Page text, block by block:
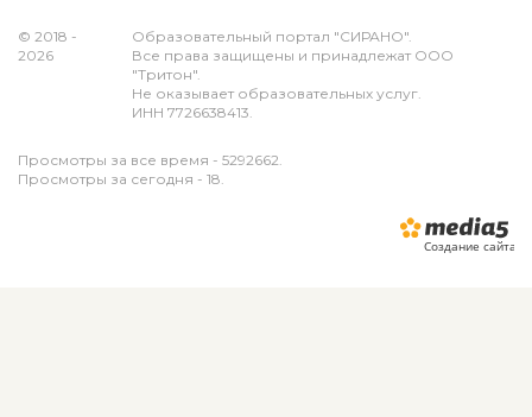
© 2018 -
2026
Образовательный портал "СИРАНО".
Все права защищены и принадлежат ООО
"Тритон".
Не оказывает образовательных услуг.
ИНН 7726638413.
Просмотры за все время - 5292662.
Просмотры за сегодня - 18.